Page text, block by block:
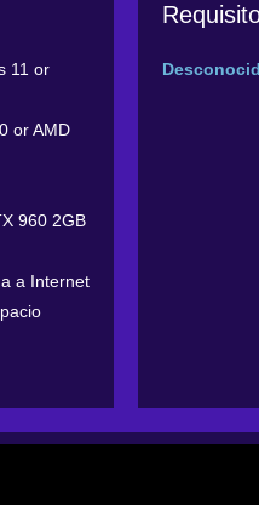
11 or
or AMD
960 2GB
a Internet